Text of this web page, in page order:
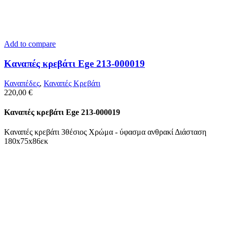
Add to compare
Kαναπές κρεβάτι Ege 213-000019
Καναπέδες, Καναπές Κρεβάτι
220,00 €
Kαναπές κρεβάτι Ege 213-000019
Kαναπές κρεβάτι 3θέσιος Χρώμα - ύφασμα ανθρακί Διάσταση
180x75x86εκ